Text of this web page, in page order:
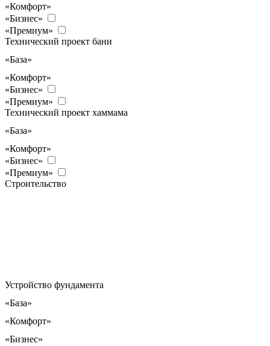
«Комфорт»
«Бизнес»
«Премиум»
Технический проект бани
«База»
«Комфорт»
«Бизнес»
«Премиум»
Технический проект хаммама
«База»
«Комфорт»
«Бизнес»
«Премиум»
Строительство
Устройство фундамента
«База»
«Комфорт»
«Бизнес»